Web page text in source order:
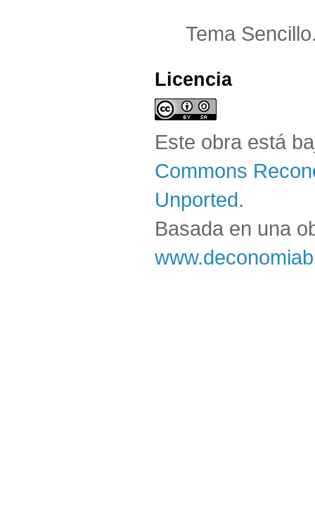
Tema
Licencia
Este obra está
Commons
Unported.
Basada en una